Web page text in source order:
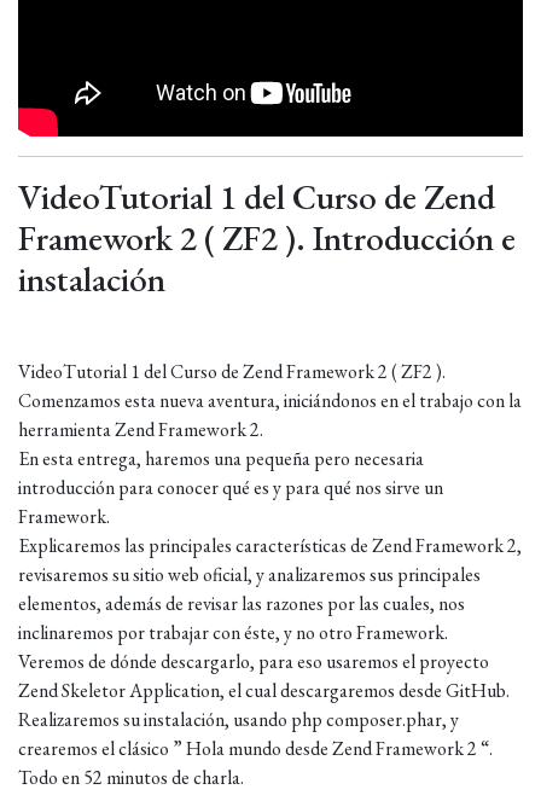
VideoTutorial 1 del Curso de Zend
Framework 2 ( ZF2 ). Introducción e
instalación
VideoTutorial 1 del Curso de Zend Framework 2 ( ZF2 ).
Comenzamos esta nueva aventura, iniciándonos en el trabajo con la
herramienta Zend Framework 2.
En esta entrega, haremos una pequeña pero necesaria
introducción para conocer qué es y para qué nos sirve un
Framework.
Explicaremos las principales características de Zend Framework 2,
revisaremos su sitio web oficial, y analizaremos sus principales
elementos, además de revisar las razones por las cuales, nos
inclinaremos por trabajar con éste, y no otro Framework.
Veremos de dónde descargarlo, para eso usaremos el proyecto
Zend Skeletor Application, el cual descargaremos desde GitHub.
Realizaremos su instalación, usando php composer.phar, y
crearemos el clásico ” Hola mundo desde Zend Framework 2 “.
Todo en 52 minutos de charla.